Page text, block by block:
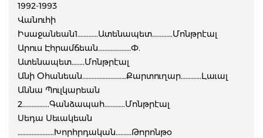
1992-1993
Վանուհի
Իսաջանեան1………….Ատենապետ………….Մոնթրէալ
Արուս Էհրամճեան…………………Փ.
Ատենապետ……..Մոնթրէալ
Անի Օհանեան……………………….Քարտուղար………….Լաւալ
Աննա Պուլկարեան
2……………..Գանձապահ………….Մոնթրէալ
Սեդա Սեւակեան
…………………..Խորհրդական……….Թորոնթօ